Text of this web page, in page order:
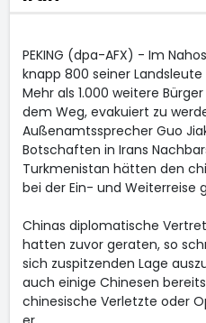
PEKING (dpa-AFX) - Im
knapp 800 seiner
Mehr als 1.000 weitere
dem Weg, evakuiert zu
Außenamtssprecher Guo
Botschaften in Irans
Turkmenistan hätten den
bei der Ein- und Weiterreise
Chinas diplomatische
hatten zuvor geraten, so
sich zuspitzenden Lage
auch einige Chinesen
chinesische Verletzte oder